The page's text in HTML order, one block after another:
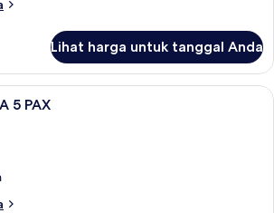
Lihat harga untuk tanggal Anda
5 PAX